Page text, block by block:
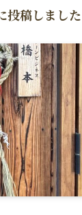
稿しました